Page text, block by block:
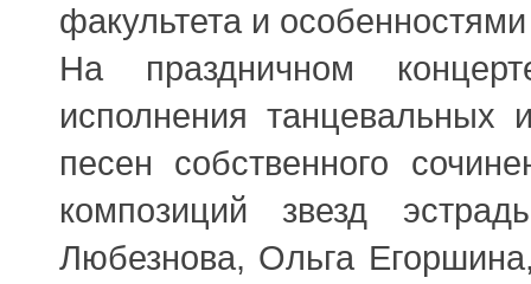
факультета и
На праздничном
исполнения танцевальных
песен собственного
композиций звезд
Любезнова, Ольга